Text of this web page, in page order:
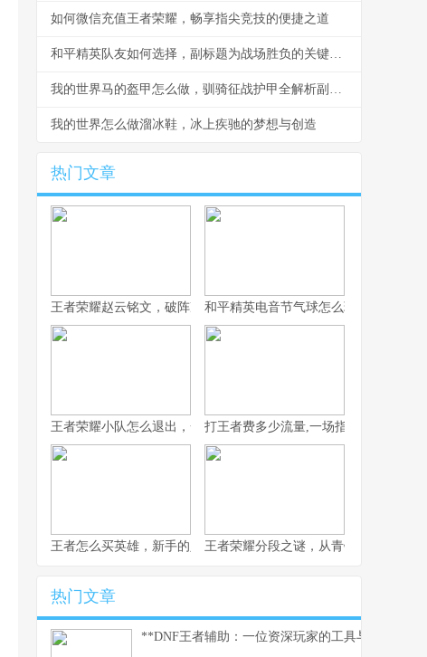
如何微信充值王者荣耀，畅享指尖竞技的便捷之道
和平精英队友如何选择，副标题为战场胜负的关键抉择
我的世界马的盔甲怎么做，驯骑征战护甲全解析副标题
我的世界怎么做溜冰鞋，冰上疾驰的梦想与创造
热门文章
王者荣耀赵云铭文，破阵冲阵的核心之道和平精英电音节气球怎么玩,电音狂欢
王者荣耀小队怎么退出，一份资深玩家的告别指南
打王者费多少流量,一场指尖战争的数字
王者怎么买英雄，新手的入门必修课，副标题，金币点券与策略的
王者荣耀分段之谜，从青铜到王者的心
热门文章
**DNF王者辅助：一位资深玩家的工具与思考**